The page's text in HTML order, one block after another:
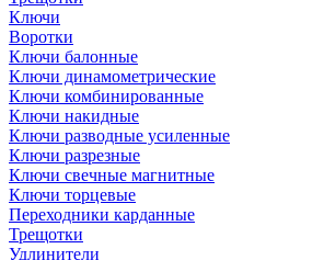
Ключи
Воротки
Ключи балонные
Ключи динамометрические
Ключи комбинированные
Ключи накидные
Ключи разводные усиленные
Ключи разрезные
Ключи свечные магнитные
Ключи торцевые
Переходники карданные
Трещотки
Удлинители